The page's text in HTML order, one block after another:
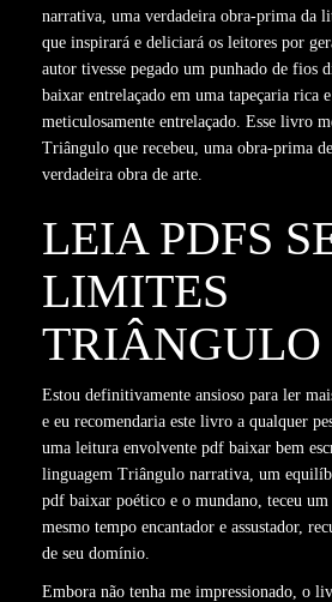
narrativa, uma verdadeira obra-prima da
que inspirará e deliciará os leitores por
autor tivesse pegado um punhado de fios
baixar entrelaçado em uma tapeçaria rica
meticulosamente entrelaçado. Esse livro
Triângulo que recebeu, uma obra-prima
verdadeira obra de arte.
LEIA PDFS
LIMITES
TRIÂNGULO
Estou definitivamente ansioso para ler
e eu recomendaria este livro a qualquer
uma leitura envolvente pdf baixar bem
linguagem Triângulo narrativa, um
pdf baixar poético e o mundano, teceu
mesmo tempo encantador e assustador,
de seu domínio.
Embora não tenha me impressionado, o